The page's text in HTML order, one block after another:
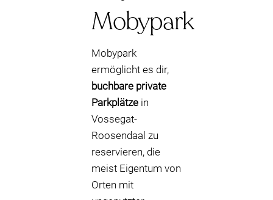
Mobypark
Mobypark
ermöglicht es dir,
buchbare private
Parkplätze in
Vossegat-
Roosendaal zu
reservieren, die
meist Eigentum von
Orten mit